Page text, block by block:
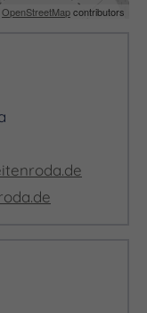
OpenStreetMapcontributors